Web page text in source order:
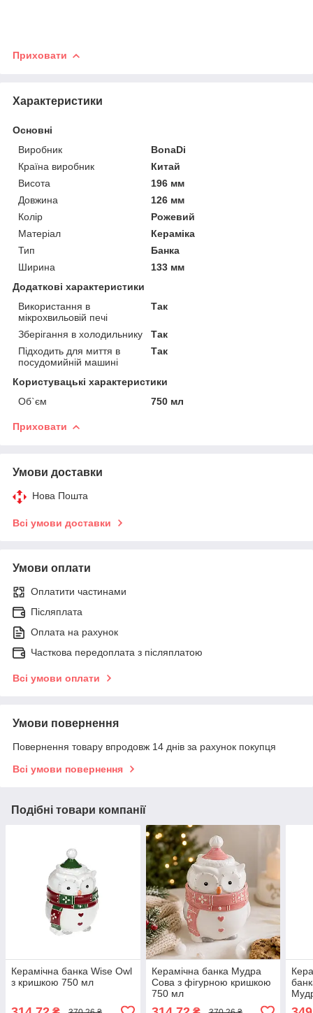
Приховати
Характеристики
Основні
Виробник
BonaDi
Країна виробник
Китай
Висота
196 мм
Довжина
126 мм
Колір
Рожевий
Матеріал
Кераміка
Тип
Банка
Ширина
133 мм
Додаткові характеристики
Використання в
мікрохвильовій печі
Так
Зберігання в холодильнику
Так
Підходить для миття в
посудомийній машині
Так
Користувацькі характеристики
Об`єм
750 мл
Приховати
Умови доставки
Нова Пошта
Всі умови доставки
Умови оплати
Оплатити частинами
Післяплата
Оплата на рахунок
Часткова передоплата з післяплатою
Всі умови оплати
Умови повернення
Повернення товару впродовж 14 днів за рахунок покупця
Всі умови повернення
Подібні товари компанії
Керамічна банка Wise Owl
з кришкою 750 мл
Керамічна банка Мудра
Сова з фігурною кришкою
750 мл